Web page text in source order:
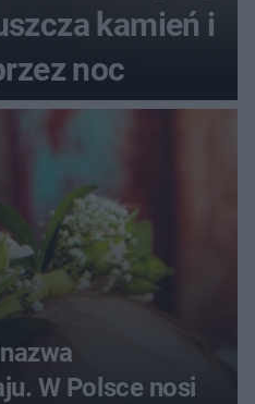
kamień i
noc
W Polsce nosi